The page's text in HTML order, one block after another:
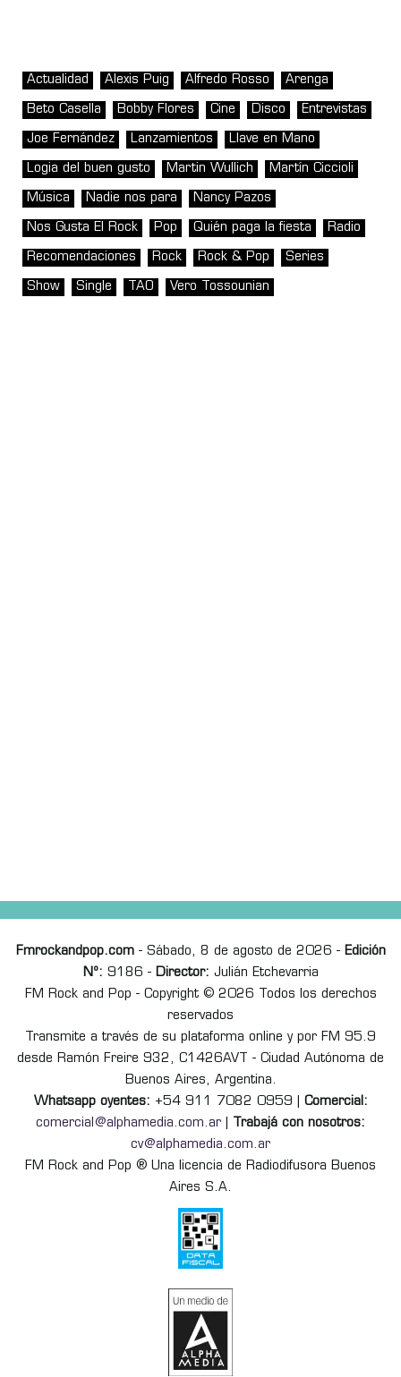
Actualidad Alexis Puig Alfredo Rosso Arenga
Beto Casella Bobby Flores Cine Disco Entrevistas
Joe Fernández Lanzamientos Llave en Mano
Logia del buen gusto Martin Wullich Martín Ciccioli
Música Nadie nos para Nancy Pazos
Nos Gusta El Rock Pop Quién paga la fiesta Radio
Recomendaciones Rock Rock & Pop Series
Show Single TAO Vero Tossounian
Fmrockandpop.com- Sábado, 8 de agosto de 2026 - Edición
Nº: 9186 - Director: Julián Etchevarria
FM Rock and Pop - Copyright © 2026 Todos los derechos
reservados
Transmite a través de su plataforma online y por FM 95.9
desde Ramón Freire 932, C1426AVT - Ciudad Autónoma de
Buenos Aires, Argentina.
Whatsapp oyentes: +54 911 7082 0959 | Comercial:
comercial@alphamedia.com.ar
Trabajá con nosotros:
cv@alphamedia.com.ar
FM Rock and Pop ® Una licencia de Radiodifusora Buenos
Aires S.A.